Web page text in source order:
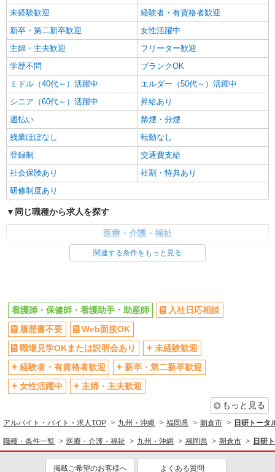
業務委託
SOMPOヘルスサポート株式会社 全支援対応コース
保健師・管理栄養士 特定保健指導
報酬：出来高制 報酬額（消費税抜き）： ・事
業所一括面談(対面) 1日：10,000円〜14,716円 ・
個別訪問(対面) 1件：4,286円〜5,239円 ・遠隔面
談 1件：1,500〜1,691円 ・電話支援 1件：
1,000円〜1,429円 ・ICTメール支援 1件：500円
※上記金額に消費税を加えた金額をお支払いいた
します ※交通費・電話代は弊社負担。その他、支
援内容により細則あり。
【活動エリア】福岡県朝倉市及びその周辺
詳細を見る
未経験歓迎
経験者・有資格者歓迎
新卒・第二新卒歓迎
女性活躍中
主婦・主夫歓迎
フリーター歓迎
学歴不問
ブランクOK
ミドル（40代～）活躍中
エルダー（50代～）活躍中
シニア（60代～）活躍中
昇給あり
週払い
禁煙・分煙
残業ほぼなし
転勤なし
登録制
交通費支給
社会保険あり
社割・特典あり
研修制度あり
同じ職種から求人を探す
医療・介護・福祉
看護師・保健師・看護助手・助産師
交通費支給
社会保険あり
関連する条件をもっと見る
看護師・保健師・看護助手・助産師
入社日応相談
履歴書不要
Web面接OK
職場見学OKまたは説明会あり
未経験歓迎
経験者・有資格者歓迎
新卒・第二新卒歓迎
女性活躍中
主婦・主夫歓迎
もっと見る
アルバイト・バイト・求人TOP 九州・沖縄 福岡県 朝倉市 日研トータ
職種・条件一覧 医療・介護・福祉 九州・沖縄 福岡県 朝倉市 日研
掲載ご希望のお客様へ よくある質問